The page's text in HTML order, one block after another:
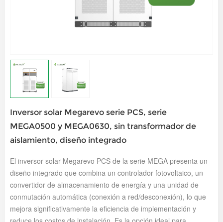
Inversor solar Megarevo serie PCS, serie
MEGA0500 y MEGA0630, sin transformador de
aislamiento, diseño integrado
El inversor solar Megarevo PCS de la serie MEGA presenta un
diseño integrado que combina un controlador fotovoltaico, un
convertidor de almacenamiento de energía y una unidad de
conmutación automática (conexión a red/desconexión), lo que
mejora significativamente la eficiencia de implementación y